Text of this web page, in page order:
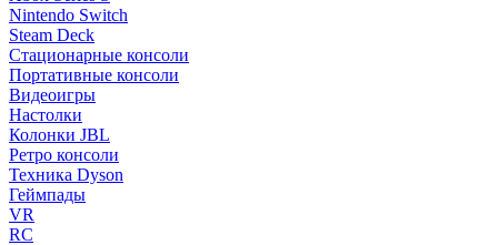
Nintendo Switch
Steam Deck
Стационарные консоли
Портативные консоли
Видеоигры
Настолки
Колонки JBL
Ретро консоли
Техника Dyson
Геймпады
VR
RC